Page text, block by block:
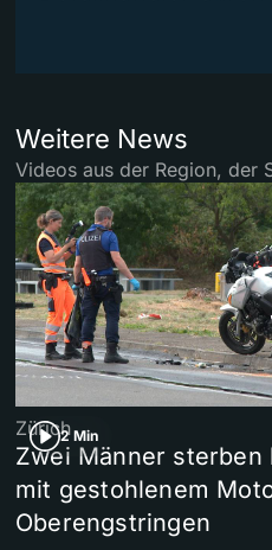
Weitere News
Videos aus der Region, der
2 Min
Zürich
Zwei Männer sterben
mit gestohlenem
Oberengstringen